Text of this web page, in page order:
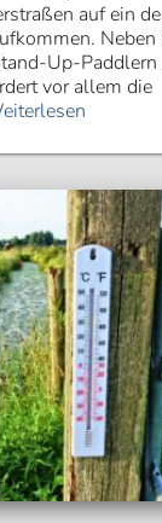
auf ein
Neben
Up-Paddlern
vor allem die